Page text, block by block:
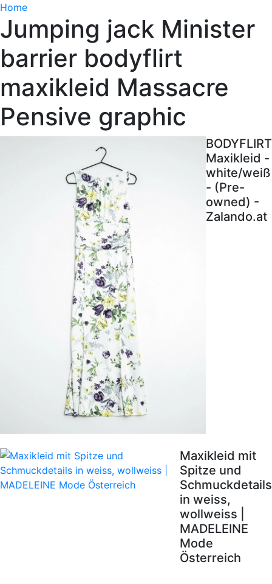
Home
Jumping jack Minister
barrier bodyflirt
maxikleid Massacre
Pensive graphic
BODYFLIRT
Maxikleid -
white/weiß
- (Pre-
owned) -
Zalando.at
Maxikleid mit
Spitze und
Schmuckdetails
in weiss,
wollweiss |
MADELEINE
Mode
Österreich